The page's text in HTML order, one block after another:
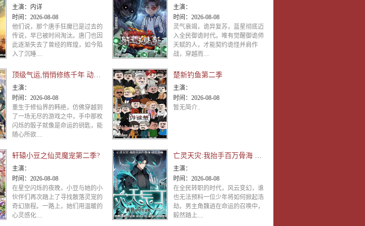
主演：
内详
时间： 2026-08-08
他们说，那个唐手狂魔已是过去的
传说，早已被时间淘汰。唐门也因
此逐渐失去了曾经的辉煌，如今陷
入了沉睡....
主演：
时间： 2026-08-08
灵气衰竭，诡异复苏，蓝星彻底迈
入全民御诡时代。唯有觉醒御诡师
天赋的人，才能契约诡怪并肩作
战，穿越而....
顶级气运,悄悄修练千年 动态漫画
主演：
时间： 2026-08-08
重生于修仙界的韩绝，仿佛穿越到
了一场无尽的游戏之中，手中那枚
闪烁的骰子就像是命运的钥匙，能
随心所欲....
楚新钓鱼第二季
主演：
时间： 2026-08-08
暂无简介..
轩辕小豆之仙灵魔宠第二季?
主演：
时间： 2026-08-08
在星空闪烁的夜晚，小豆与她的小
伙伴们再次踏上了寻找散落灵宠的
奇幻旅程。一路上，她们用温暖的
心灵感化....
亡灵天灾:我抬手百万骨海 动态漫画
主演：
时间： 2026-08-08
在全民转职的时代，风云变幻，谁
也无法预料一位少年将如何掀起浩
劫。男主角魏逍在命运的召唤中，
毅然踏上....